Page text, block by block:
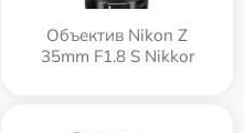
Объектив Nikon Z
35mm F1.8 S Nikkor